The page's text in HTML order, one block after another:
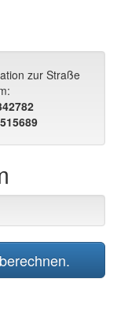
zur Straße